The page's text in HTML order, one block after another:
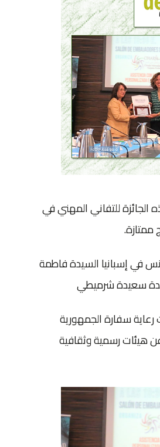
في إسبانيا يحوز على الميدالية الذهبية ثــيار 2023 مُنحت هذه الجائزة للتفاني المهني في
ممتازة.
في إسبانيا السيدة فاطمة
سعيدة شرميطي
(ثــيار) العاشر ـ 2024، والذي عُقد تحت رعاية سفارة الجمهورية
هيئات رسمية وثقافية